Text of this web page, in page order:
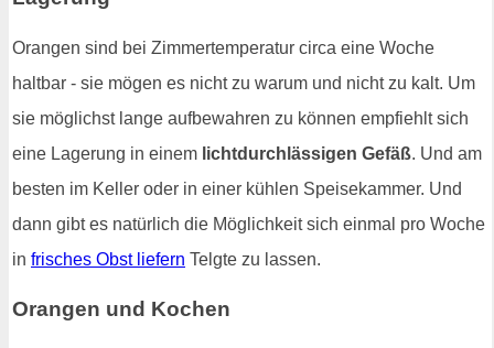
Orangen sind bei Zimmertemperatur circa eine Woche
haltbar - sie mögen es nicht zu warum und nicht zu kalt. Um
sie möglichst lange aufbewahren zu können empfiehlt sich
eine Lagerung in einem lichtdurchlässigen Gefäß. Und am
besten im Keller oder in einer kühlen Speisekammer. Und
dann gibt es natürlich die Möglichkeit sich einmal pro Woche
in frisches Obst liefern Telgte zu lassen.
Orangen und Kochen